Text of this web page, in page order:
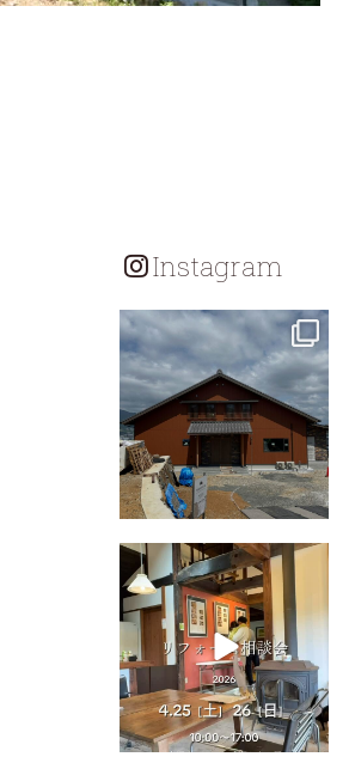
Instagram
tomohouseinc
tomohouseinc
4月 25